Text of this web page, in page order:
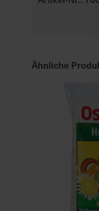
Ähnliche